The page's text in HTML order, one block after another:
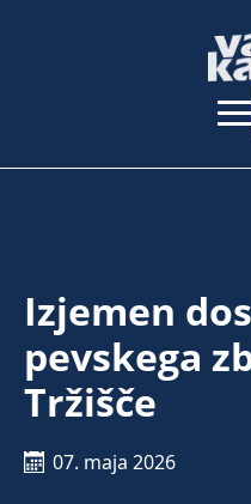
Izjemen
pevskega
Tržišče
07. maja 2026